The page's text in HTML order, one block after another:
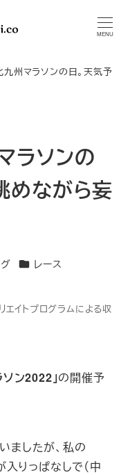
MENU
州マラソンの日。天気予
ラソンの
めながら妄
カテゴリー
レース
イトプログラムによる収
ン2022」の開催予
ましたが、私の
りっぱなしで（中